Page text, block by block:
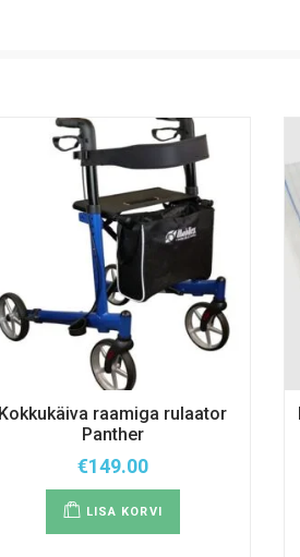
Kokkukäiva raamiga rulaator
Panther
€149.00
LISA KORVI